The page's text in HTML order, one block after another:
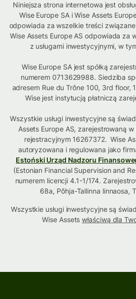
Niniejsza strona internetowa jest
Wise Europe SA i Wise Assets
odpowiada za wszelkie treści związane
Wise Assets Europe AS odpowiada za
z usługami inwestycyjnymi, w
Wise Europe SA jest spółką
numerem 0713629988. Siedziba
adresem Rue du Trône 100, 3rd floor,
Wise jest instytucją płatniczą
Wszystkie usługi inwestycyjne są
Assets Europe AS, zarejestrowaną
rejestracyjnym 16267372. Wise
autoryzowana i regulowana jako
Estoński Urząd Nadzoru
(Estonian Financial Supervision and
numerem licencji 4.1-1/174.
68a, Põhja-Tallinna linnaosa,
Wszystkie usługi inwestycyjne są
Wise Assetswłaściwą dla